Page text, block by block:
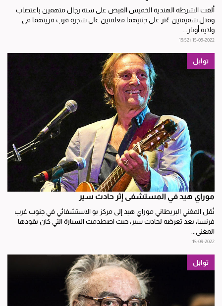
ألقت الشرطة الهندية الخميس القبض على ستة رجال متهمين باغتصاب
وقتل شقيقتين عُثر على جثتيهما معلقتين على شجرة قرب قريتهما في
ولاية أوتار...
15-09-2022 | 19:52
توابل
موراي هيد في المستشفى إثر حادث سير
نُقل المغني البريطاني موراي هيد إلى مركز بو الاستشفائي في جنوب غرب
فرنسا، بعد تعرضه لحادث سير، حيث اصطدمت السيارة التي كان يقودها
المغني...
15-09-2022
توابل